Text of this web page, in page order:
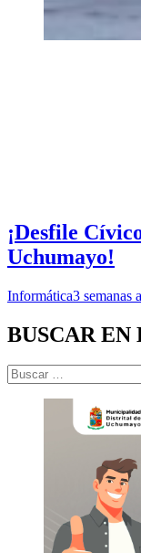
¡Desfile
Uchumayo!
Informática3 semanas
BUSCAR EN
Buscar: